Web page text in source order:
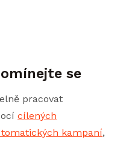
se
pracovat
cílených
kampaní,